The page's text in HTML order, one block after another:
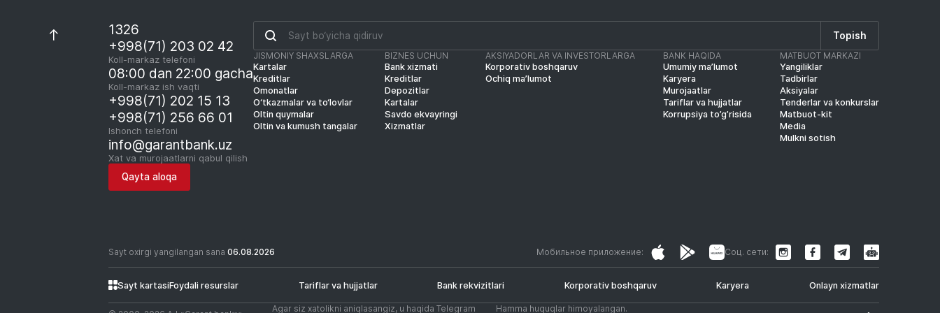
1326
+998(71) 203 02 42
Koll-markaz telefoni
08:00 dan 22:00 gacha
Koll-markaz ish vaqti
+998(71) 202 15 13
+998(71) 256 66 01
Ishonch telefoni
info@garantbank.uz
Xat va murojaatlarni qabul qilish
Qayta aloqa
Topish
JISMONIY SHAXSLARGA
Kartalar
Kreditlar
Omonatlar
O‘tkazmalar va to‘lovlar
Oltin quymalar
Oltin va kumush tangalar
BIZNES UCHUN
Bank xizmati
Kreditlar
Depozitlar
Kartalar
Savdo ekvayringi
Xizmatlar
AKSIYADORLAR VA INVESTORLARGA
Korporativ boshqaruv
Ochiq ma’lumot
BANK HAQIDA
Umumiy ma’lumot
Karyera
Murojaatlar
Tariflar va hujjatlar
Korrupsiya to’g’risida
MATBUOT MARKAZI
Yangiliklar
Tadbirlar
Aksiyalar
Tenderlar va konkurslar
Matbuot-kit
Media
Mulkni sotish
Sayt oxirgi yangilangan sana 06.08.2026 Мобильное приложение: Соц. сети:
Sayt kartasiFoydali resurslar Tariflar va hujjatlar Bank rekvizitlari Korporativ boshqaruv Karyera Onlayn xizmatlar
Agar siz xatolikni aniqlasangiz, u haqida Telegram Hamma huquqlar himoyalangan.